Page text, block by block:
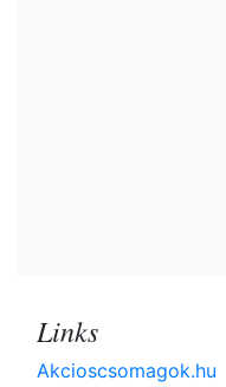
Links
Akcioscsomagok.hu